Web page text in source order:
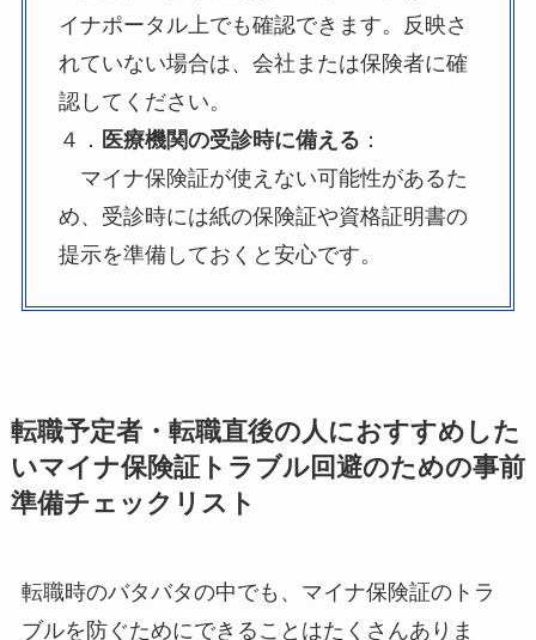
イナポータル上でも確認できます。反映さ
れていない場合は、会社または保険者に確
認してください。
４． 医療機関の受診時に備える ：
マイナ保険証が使えない可能性があるた
め、受診時には紙の保険証や資格証明書の
提示を準備しておくと安心です。
転職予定者・転職直後の人におすすめした
いマイナ保険証トラブル回避のための事前
準備チェックリスト
転職時のバタバタの中でも、マイナ保険証のトラ
ブルを防ぐためにできることはたくさんありま